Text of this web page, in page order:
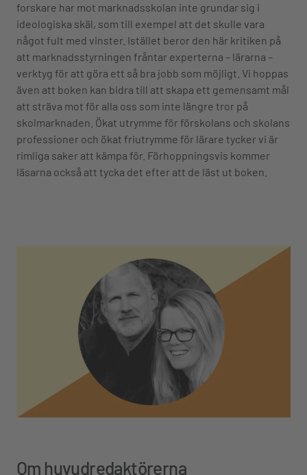
forskare har mot marknadsskolan inte grundar sig i
ideologiska skäl, som till exempel att det skulle vara
något fult med vinster. Istället beror den här kritiken på
att marknadsstyrningen fråntar experterna – lärarna –
verktyg för att göra ett så bra jobb som möjligt. Vi hoppas
även att boken kan bidra till att skapa ett gemensamt mål
att sträva mot för alla oss som inte längre tror på
skolmarknaden. Ökat utrymme för förskolans och skolans
professioner och ökat friutrymme för lärare tycker vi är
rimliga saker att kämpa för. Förhoppningsvis kommer
läsarna också att tycka det efter att de läst ut boken.
Om huvudredaktörerna